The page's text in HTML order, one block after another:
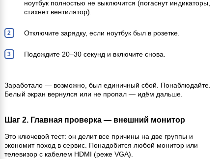
ноутбук полностью не выключится (погаснут индикаторы,
стихнет вентилятор).
Отключите зарядку, если ноутбук был в розетке.
Подождите 20–30 секунд и включите снова.
Заработало — возможно, был единичный сбой. Понаблюдайте.
Белый экран вернулся или не пропал — идём дальше.
Шаг 2. Главная проверка — внешний монитор
Это ключевой тест: он делит все причины на две группы и
экономит поход в сервис. Понадобится любой монитор или
телевизор с кабелем HDMI (реже VGA).